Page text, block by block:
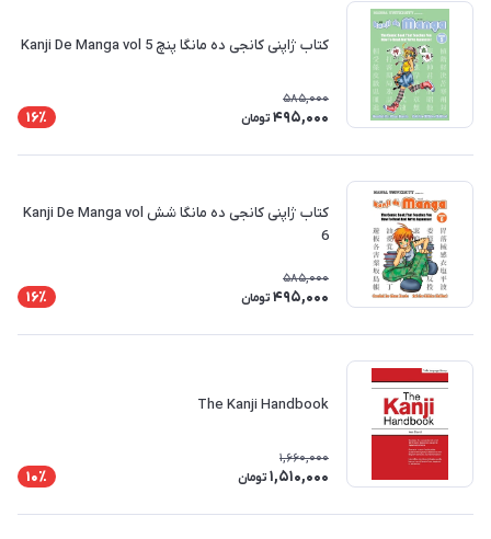
کتاب ژاپنی کانجی ده مانگا پنچ Kanji De Manga vol 5
585,000
495,000 تومان 16٪
کتاب ژاپنی کانجی ده مانگا شش Kanji De Manga vol
6
585,000
495,000 تومان 16٪
The Kanji Handbook
1,660,000
1,510,000 تومان 10٪